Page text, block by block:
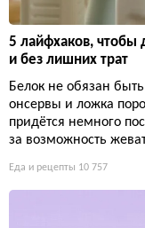
5 лайфхаков,
и без лишних трат
Белок не обязан
онсервы и ложка
придётся немного
за возможность
Еда и рецепты 10 757